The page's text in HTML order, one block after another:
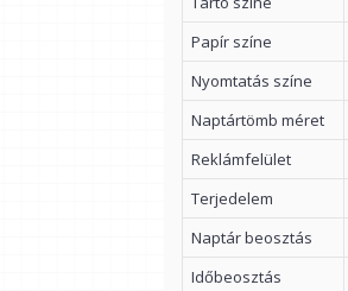
Papír színe
Nyomtatás színe
Naptártömb méret
Reklámfelület
Terjedelem
Naptár beosztás
Időbeosztás